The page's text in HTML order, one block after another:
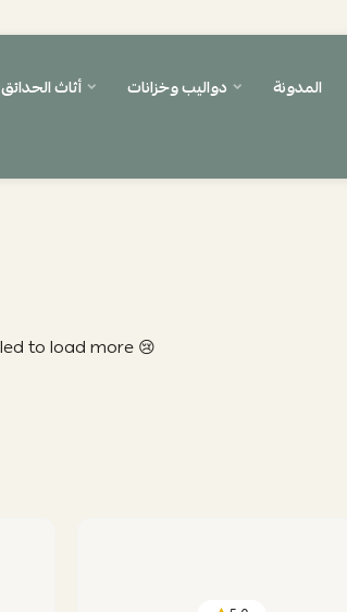
أثاث الحدائق دواليب وخزانات المدونة
to load more 😢